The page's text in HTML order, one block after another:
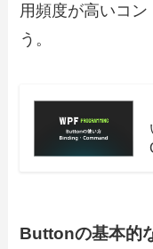
用頻度が高いコン
う。
Buttonの基本的